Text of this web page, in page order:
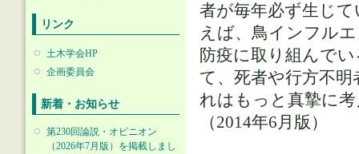
リンク
土木学会HP
企画委員会
新着・お知らせ
第230回論説・オピニオン
（2026年7月版）を掲載しまし
者が毎年必ず生じ
えば、鳥インフル
防疫に取り組んで
て、死者や行方不
れはもっと真摯に
（2014年6月版）